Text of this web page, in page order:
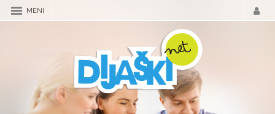
MENI